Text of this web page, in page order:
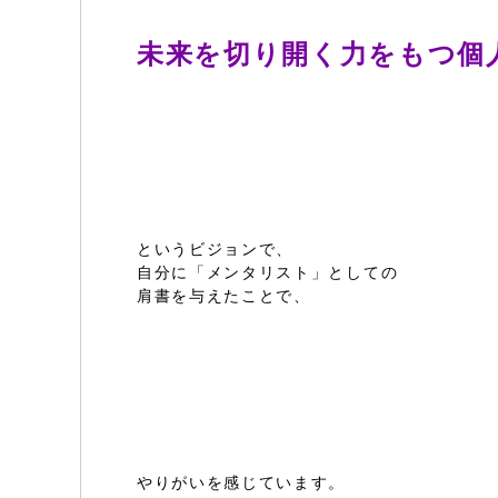
未来を切り開く力をもつ個
というビジョンで、
自分に「メンタリスト」としての
肩書を与えたことで、
やりがいを感じています。